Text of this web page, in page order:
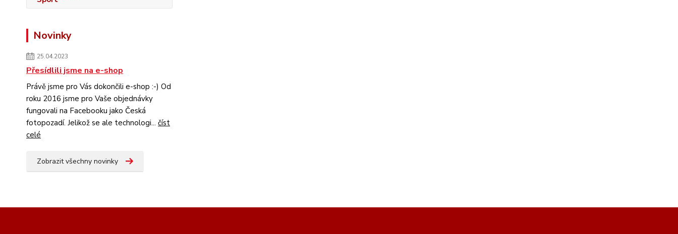
Novinky
25.04.2023
Přesídlili jsme na e-shop
Právě jsme pro Vás dokončili e-shop :-) Od
roku 2016 jsme pro Vaše objednávky
fungovali na Facebooku jako Česká
fotopozadí. Jelikož se ale technologi... číst
celé
Zobrazit všechny novinky